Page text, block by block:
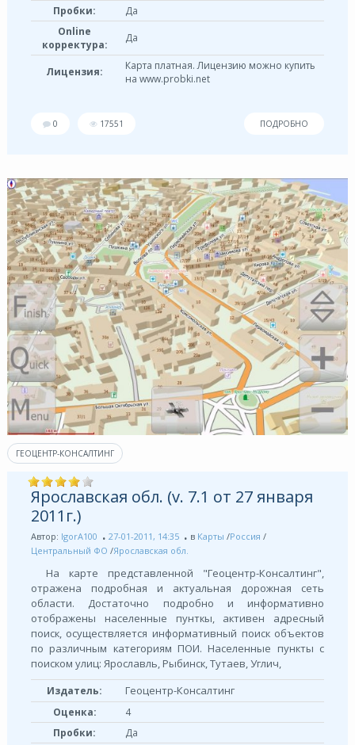
Пробки:
Да
Online
корректура:
Да
Лицензия:
Карта платная. Лицензию можно купить
на www.probki.net
0 17551 ПОДРОБНО
ГЕОЦЕНТР-КОНСАЛТИНГ
Ярославская обл. (v. 7.1 от 27 января
2011г.)
Автор: IgorA100 27-01-2011, 14:35 в Карты /Россия /
Центральный ФО /Ярославская обл.
На карте представленной "Геоцентр-Консалтинг",
отражена подробная и актуальная дорожная сеть
области. Достаточно подробно и информативно
отображены населенные пунткы, активен адресный
поиск, осуществляется информативный поиск объектов
по различным категориям ПОИ. Населенные пункты с
поиском улиц: Ярославль, Рыбинск, Тутаев, Углич,
Издатель: Геоцентр-Консалтинг
Оценка:
4
Пробки:
Да